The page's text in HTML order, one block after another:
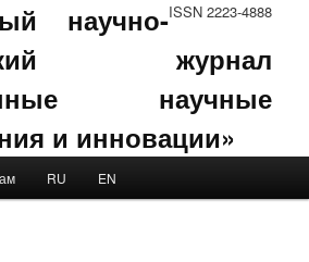
ISSN 2223-4888
научно-
журнал
научные
и инновации»
RU EN